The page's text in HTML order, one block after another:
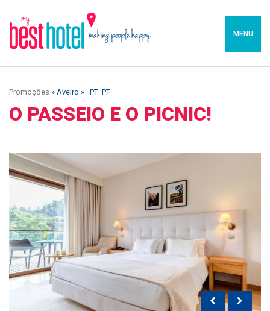
MENU
Promoções » Aveiro » _PT_PT
O PASSEIO E O PICNIC!